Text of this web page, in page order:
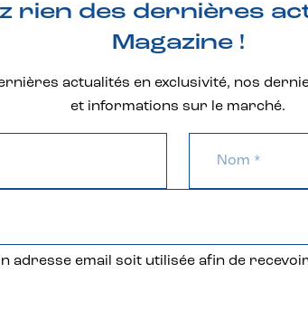
rien des dernières
Magazine !
actualités en exclusivité, nos
et informations sur le marché.
adresse email soit utilisée afin de